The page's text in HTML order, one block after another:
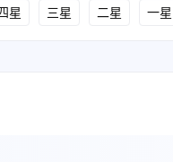
星 三星 二星 一星